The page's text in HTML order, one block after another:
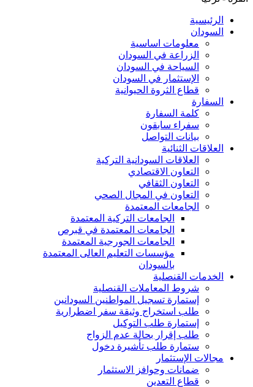
الرئيسية
السودان
معلومات اساسية
الزراعة في السودان
السياحة في السودان
الإستثمار في السودان
قطاع الثروة الحيوانية
السفارة
كلمة السفارة
سفراء سابقون
بيانات التواصل
العلاقات الثنائية
العلاقات السودانية التركية
التعاون الاقتصادي
التعاون الثقافي
التعاون في المجال الصحي
الجامعات المعتمدة
الجامعات التركية المعتمدة
الجامعات المعتمدة في قبرص
الجامعات الجورجية المعتمدة
مؤسسات التعليم العالى المعتمدة
بالسودان
الخدمات القنصلية
شروط المعاملات القنصلية
إستمارة تسجيل المواطنين السودانين
طلب استخراج وثيقة سفر اضطرارية
إستمارة طلب التوكيل
طلب إقرار بحالة عدم الزواج
ستمارة طلب تأشيرة دخول
مجالات الإستثمار
ضمانات وحوافز الاستثمار
قطاع التعدين